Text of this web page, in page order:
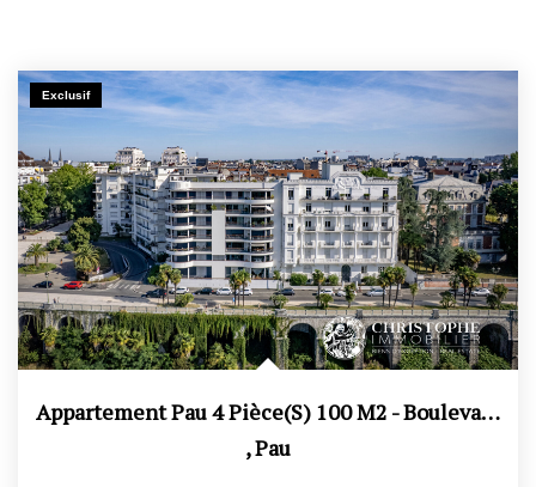
Exclusif
Appartement Pau 4 Pièce(s) 100 M2 - Boulevard Des Pyrénées
,Pau